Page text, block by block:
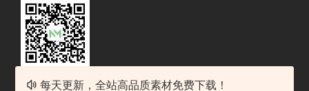
每天更新，全站高品质素材免费下载！